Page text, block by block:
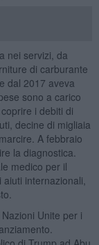
nei servizi, da
di carburante
dal 2017 aveva
sono a carico
i debiti di
decine di migliaia
A febbraio
la diagnostica.
medico per il
internazionali,
Unite per i